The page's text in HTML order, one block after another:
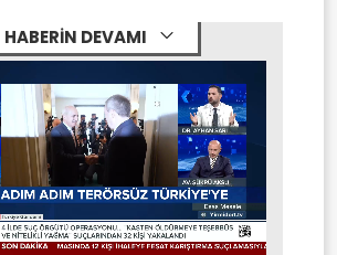
HABERİN DEVAMI
Stream